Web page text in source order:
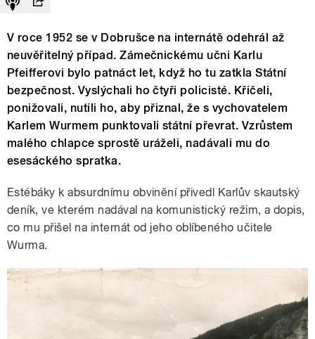
V roce 1952 se v Dobrušce na internátě odehrál až
neuvěřitelný případ. Zámečnickému učni Karlu
Pfeifferovi bylo patnáct let, když ho tu zatkla Státní
bezpečnost. Vyslýchali ho čtyři policisté. Křičeli,
ponižovali, nutili ho, aby přiznal, že s vychovatelem
Karlem Wurmem punktovali státní převrat. Vzrůstem
malého chlapce sprostě uráželi, nadávali mu do
esesáckého spratka.
Estébáky k absurdnímu obvinění přivedl Karlův skautský
deník, ve kterém nadával na komunistický režim, a dopis,
co mu přišel na internát od jeho oblíbeného učitele
Wurma.